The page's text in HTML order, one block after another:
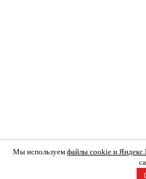
Мы используем файлы cookie и